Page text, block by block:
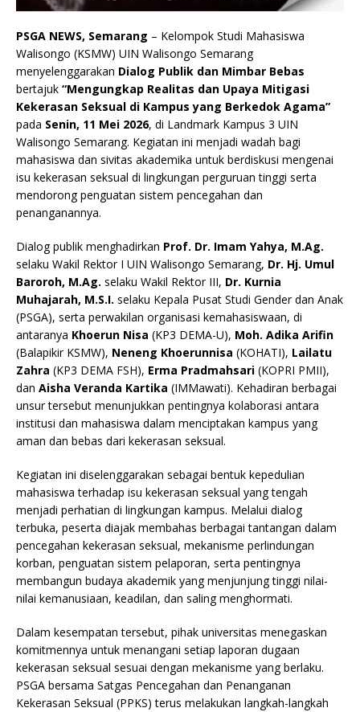
PSGA NEWS, Semarang – Kelompok Studi Mahasiswa
Walisongo (KSMW) UIN Walisongo Semarang
menyelenggarakan Dialog Publik dan Mimbar Bebas
bertajuk “Mengungkap Realitas dan Upaya Mitigasi
Kekerasan Seksual di Kampus yang Berkedok Agama”
pada Senin, 11 Mei 2026, di Landmark Kampus 3 UIN
Walisongo Semarang. Kegiatan ini menjadi wadah bagi
mahasiswa dan sivitas akademika untuk berdiskusi mengenai
isu kekerasan seksual di lingkungan perguruan tinggi serta
mendorong penguatan sistem pencegahan dan
penanganannya.
Dialog publik menghadirkan Prof. Dr. Imam Yahya, M.Ag.
selaku Wakil Rektor I UIN Walisongo Semarang, Dr. Hj. Umul
Baroroh, M.Ag. selaku Wakil Rektor III, Dr. Kurnia
Muhajarah, M.S.I. selaku Kepala Pusat Studi Gender dan Anak
(PSGA), serta perwakilan organisasi kemahasiswaan, di
antaranya Khoerun Nisa (KP3 DEMA-U), Moh. Adika Arifin
(Balapikir KSMW), Neneng Khoerunnisa (KOHATI), Lailatu
Zahra (KP3 DEMA FSH), Erma Pradmahsari (KOPRI PMII),
dan Aisha Veranda Kartika (IMMawati). Kehadiran berbagai
unsur tersebut menunjukkan pentingnya kolaborasi antara
institusi dan mahasiswa dalam menciptakan kampus yang
aman dan bebas dari kekerasan seksual.
Kegiatan ini diselenggarakan sebagai bentuk kepedulian
mahasiswa terhadap isu kekerasan seksual yang tengah
menjadi perhatian di lingkungan kampus. Melalui dialog
terbuka, peserta diajak membahas berbagai tantangan dalam
pencegahan kekerasan seksual, mekanisme perlindungan
korban, penguatan sistem pelaporan, serta pentingnya
membangun budaya akademik yang menjunjung tinggi nilai-
nilai kemanusiaan, keadilan, dan saling menghormati.
Dalam kesempatan tersebut, pihak universitas menegaskan
komitmennya untuk menangani setiap laporan dugaan
kekerasan seksual sesuai dengan mekanisme yang berlaku.
PSGA bersama Satgas Pencegahan dan Penanganan
Kekerasan Seksual (PPKS) terus melakukan langkah-langkah